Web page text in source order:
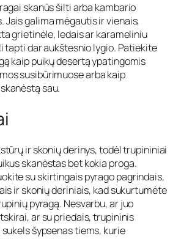
skanūs šilti arba kambario
Jais galima mėgautis ir vienais,
grietinėle, ledais ar karameliniu
tapti dar aukštesnio lygio. Patiekite
kaip puikų desertą ypatingomis
susibūrimuose arba kaip
sau.
ir skonių derinys, todėl trupininiai
skanėstas bet kokia proga.
su skirtingais pyrago pagrindais,
ir skonių deriniais, kad sukurtumėte
pyragą. Nesvarbu, ar juo
ar su priedais, trupininis
šypsenas tiems, kurie